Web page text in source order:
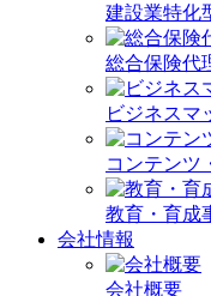
建設業特化
総合保険代
ビジネスマ
コンテンツ
教育・育成
会社情報
会社概要